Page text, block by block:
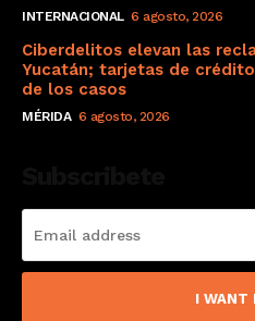
INTERNACIONAL 6 agosto, 2026
Ciberdelitos elevan las
Yucatán; tarjetas de
de los casos
MÉRIDA 6 agosto, 2026
I WANT